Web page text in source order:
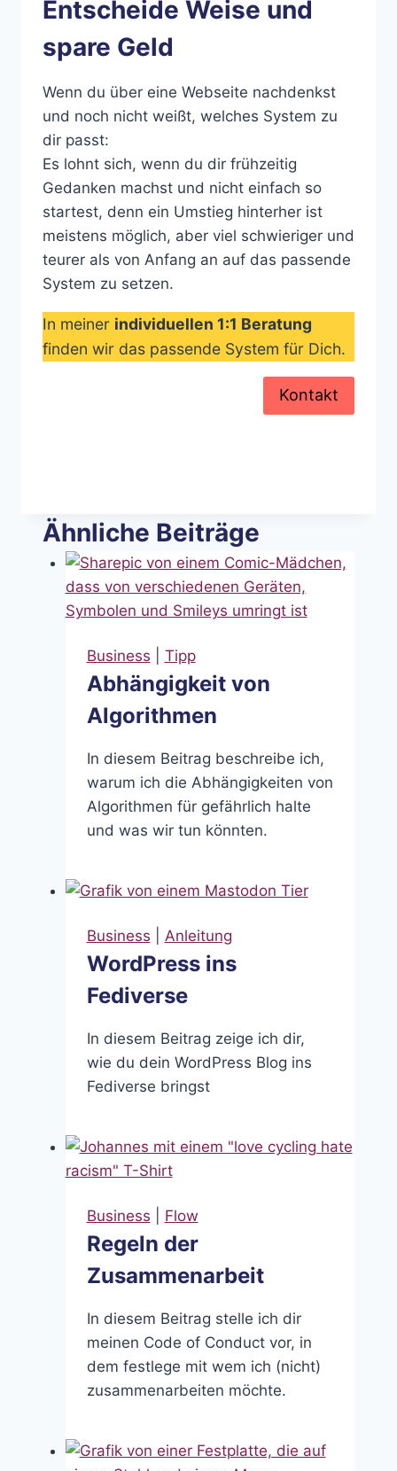
Entscheide Weise und
spare Geld
Wenn du über eine Webseite nachdenkst
und noch nicht weißt, welches System zu
dir passt:
Es lohnt sich, wenn du dir frühzeitig
Gedanken machst und nicht einfach so
startest, denn ein Umstieg hinterher ist
meistens möglich, aber viel schwieriger und
teurer als von Anfang an auf das passende
System zu setzen.
In meiner individuellen 1:1 Beratung
finden wir das passende System für Dich.
Kontakt
Ähnliche Beiträge
Business Tipp
Abhängigkeit von
Algorithmen
In diesem Beitrag beschreibe ich,
warum ich die Abhängigkeiten von
Algorithmen für gefährlich halte
und was wir tun könnten.
Business Anleitung
WordPress ins
Fediverse
In diesem Beitrag zeige ich dir,
wie du dein WordPress Blog ins
Fediverse bringst
Business Flow
Regeln der
Zusammenarbeit
In diesem Beitrag stelle ich dir
meinen Code of Conduct vor, in
dem festlege mit wem ich (nicht)
zusammenarbeiten möchte.